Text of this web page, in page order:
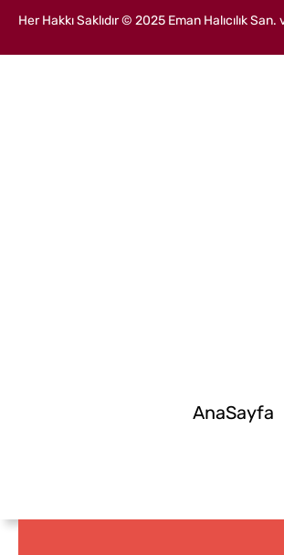
Her Hakkı Saklıdır © 2025 Eman Halıcılık
AnaSayfa